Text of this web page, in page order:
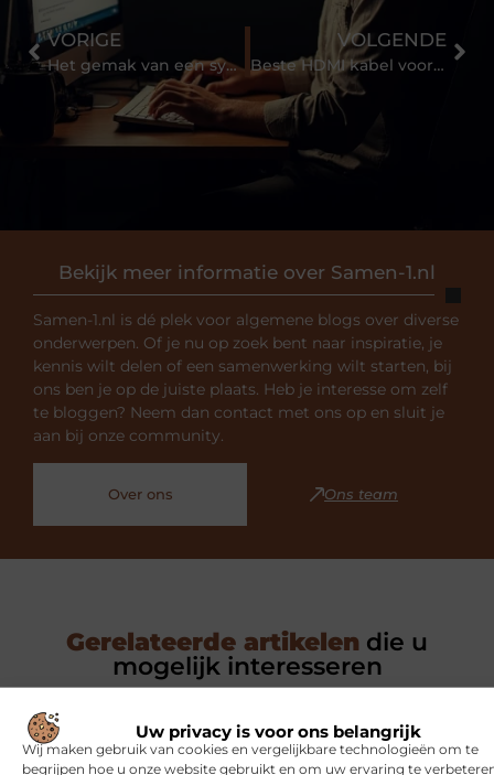
Uw privacy is voor ons belangrijk
Wij maken gebruik van cookies en vergelijkbare technologieën om te
begrijpen hoe u onze website gebruikt en om uw ervaring te
Bekijk meer informatie over Samen-1.nl
Samen-1.nl is dé plek voor algemene blogs over diverse
onderwerpen. Of je nu op zoek bent naar inspiratie, je
kennis wilt delen of een samenwerking wilt starten, bij
ons ben je op de juiste plaats. Heb je interesse om zelf
te bloggen? Neem dan contact met ons op en sluit je
aan bij onze community.
Over ons Ons team
VORIGE
Het gemak van een systeem met barcodes
VOLGENDE
Beste HDMI kabel voor 4K
Gerelateerde artikelen die u
mogelijk interesseren
SPORT